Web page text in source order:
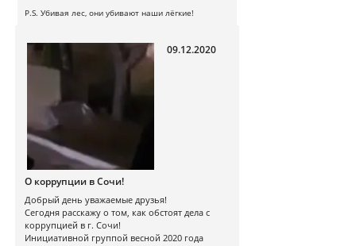
P.S. Убивая лес, они убивают наши лёгкие!
Добрый день уважаемые друзья!
Сегодня расскажу о том, как обстоят дела с
коррупцией в г. Сочи!
Инициативной группой весной 2020 года
О коррупции в Сочи!
09.12.2020